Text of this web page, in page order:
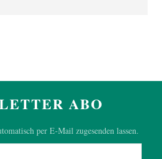
ABO
per E-Mail zugesenden lassen.